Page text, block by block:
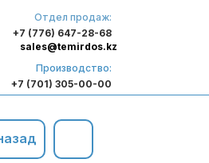
Отдел продаж:
+7 (776) 647-28-68
Производство:
+7 (701) 305-00-00
sales@temirdos.kz